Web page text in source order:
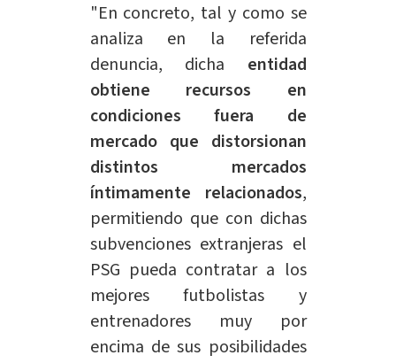
"En concreto, tal y como se
analiza en la referida
denuncia, dicha entidad
obtiene recursos en
condiciones fuera de
mercado que distorsionan
distintos mercados
íntimamente relacionados,
permitiendo que con dichas
subvenciones extranjeras el
PSG pueda contratar a los
mejores futbolistas y
entrenadores muy por
encima de sus posibilidades